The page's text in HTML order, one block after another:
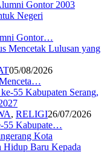
Gontor…
05/08/2026
, RELIGI26/07/2026
55 Kabupate…